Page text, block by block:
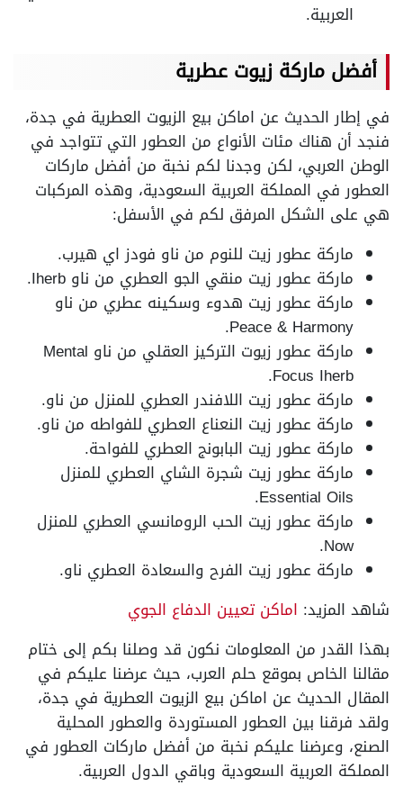
العربية.
أفضل ماركة زيوت عطرية
في إطار الحديث عن اماكن بيع الزيوت العطرية في جدة،
فنجد أن هناك مئات الأنواع من العطور التي تتواجد في
الوطن العربي، لكن وجدنا لكم نخبة من أفضل ماركات
العطور في المملكة العربية السعودية، وهذه المركبات
هي على الشكل المرفق لكم في الأسفل:
ماركة عطور زيت للنوم من ناو فودز اي هيرب.
ماركة عطور زيت منقي الجو العطري من ناو Iherb.
ماركة عطور زيت هدوء وسكينه عطري من ناو
Peace & Harmony.
ماركة عطور زيوت التركيز العقلي من ناو Mental
Focus Iherb.
ماركة عطور زيت اللافندر العطري للمنزل من ناو.
ماركة عطور زيت النعناع العطري للفواطه من ناو.
ماركة عطور زيت البابونج العطري للفواحة.
ماركة عطور زيت شجرة الشاي العطري للمنزل
Essential Oils.
ماركة عطور زيت الحب الرومانسي العطري للمنزل
Now.
ماركة عطور زيت الفرح والسعادة العطري ناو.
شاهد المزيد: اماكن تعيين الدفاع الجوي
بهذا القدر من المعلومات نكون قد وصلنا بكم إلى ختام
مقالنا الخاص بموقع حلم العرب، حيث عرضنا عليكم في
المقال الحديث عن اماكن بيع الزيوت العطرية في جدة،
ولقد فرقنا بين العطور المستوردة والعطور المحلية
الصنع، وعرضنا عليكم نخبة من أفضل ماركات العطور في
المملكة العربية السعودية وباقي الدول العربية.